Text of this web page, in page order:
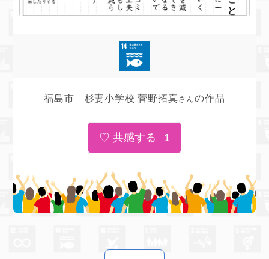
福島市 杉妻小学校 菅野拓真さんの作品
1